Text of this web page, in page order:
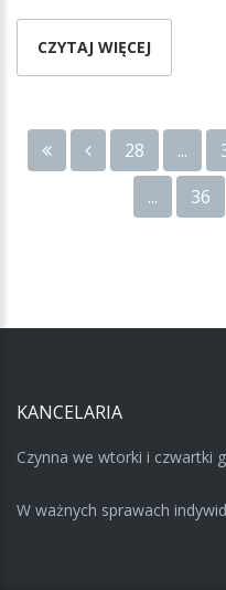
CZYTAJ WIĘCEJ
28 ...
...
36
KANCELARIA
Czynna we wtorki i czwartki
W ważnych sprawach